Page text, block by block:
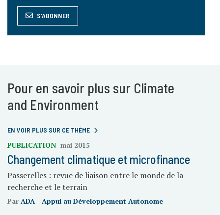
S'ABONNER
Pour en savoir plus sur Climate
and Environment
EN VOIR PLUS SUR CE THÈME
PUBLICATION mai 2015
Changement climatique et microfinance
Passerelles : revue de liaison entre le monde de la
recherche et le terrain
Par ADA - Appui au Développement Autonome